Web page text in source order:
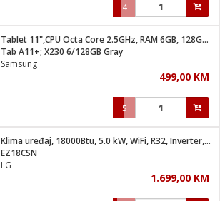
4
Tablet 11",CPU Octa Core 2.5GHz, RAM 6GB, 128GB, 7040mAh
Tab A11+; X230 6/128GB Gray
Samsung
499,00 KM
5
Klima uređaj, 18000Btu, 5.0 kW, WiFi, R32, Inverter, A++/A+
EZ18CSN
LG
1.699,00 KM